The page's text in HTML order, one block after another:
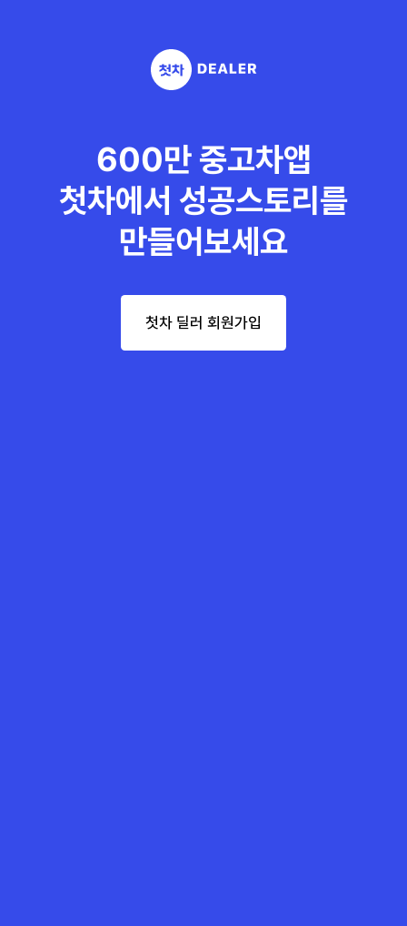
600만 중고차앱
첫차에서 성공스토리를
만들어보세요
첫차 딜러 회원가입